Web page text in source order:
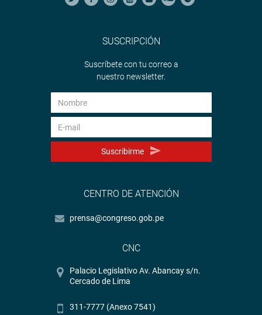
SUSCRIPCIÓN
Suscríbete con tu correo a
nuestro newsletter.
Suscribirme
CENTRO DE ATENCIÓN
prensa@congreso.gob.pe
CNC
Palacio Legislativo Av. Abancay s/n.
Cercado de Lima
311-7777 (Anexo 7541)